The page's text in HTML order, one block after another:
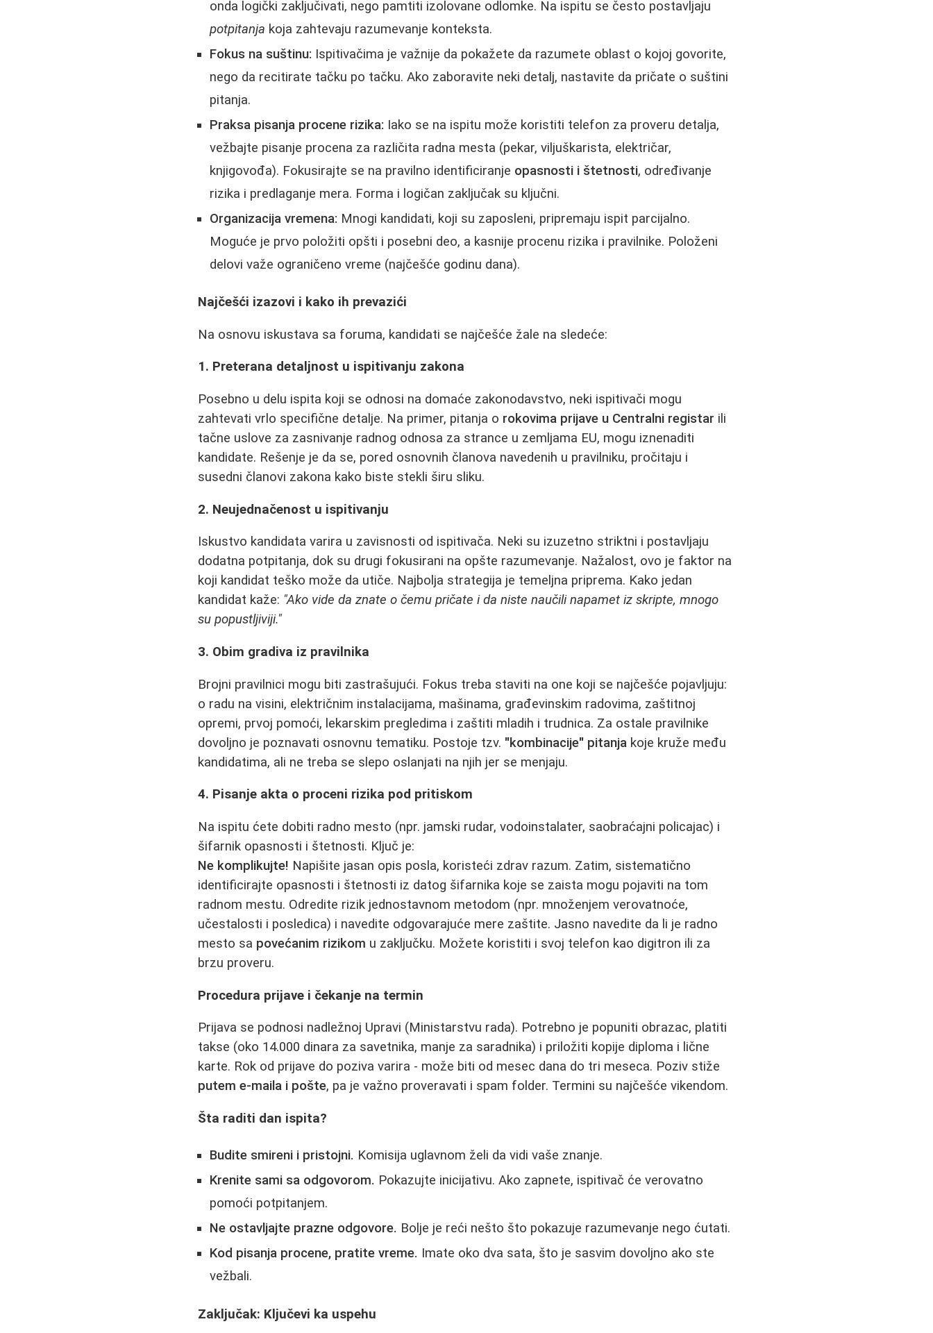
onda logički zaključivati, nego pamtiti izolovane odlomke. Na ispitu se često postavljaju
potpitanja koja zahtevaju razumevanje konteksta.
Fokus na suštinu: Ispitivačima je važnije da pokažete da razumete oblast o kojoj govorite,
nego da recitirate tačku po tačku. Ako zaboravite neki detalj, nastavite da pričate o suštini
pitanja.
Praksa pisanja procene rizika: Iako se na ispitu može koristiti telefon za proveru detalja,
vežbajte pisanje procena za različita radna mesta (pekar, viljuškarista, električar,
knjigovođa). Fokusirajte se na pravilno identificiranje opasnosti i štetnosti, određivanje
rizika i predlaganje mera. Forma i logičan zaključak su ključni.
Organizacija vremena: Mnogi kandidati, koji su zaposleni, pripremaju ispit parcijalno.
Moguće je prvo položiti opšti i posebni deo, a kasnije procenu rizika i pravilnike. Položeni
delovi važe ograničeno vreme (najčešće godinu dana).
Najčešći izazovi i kako ih prevazići
Na osnovu iskustava sa foruma, kandidati se najčešće žale na sledeće:
1. Preterana detaljnost u ispitivanju zakona
Posebno u delu ispita koji se odnosi na domaće zakonodavstvo, neki ispitivači mogu
zahtevati vrlo specifične detalje. Na primer, pitanja o rokovima prijave u Centralni registar ili
tačne uslove za zasnivanje radnog odnosa za strance u zemljama EU, mogu iznenaditi
kandidate. Rešenje je da se, pored osnovnih članova navedenih u pravilniku, pročitaju i
susedni članovi zakona kako biste stekli širu sliku.
2. Neujednačenost u ispitivanju
Iskustvo kandidata varira u zavisnosti od ispitivača. Neki su izuzetno striktni i postavljaju
dodatna potpitanja, dok su drugi fokusirani na opšte razumevanje. Nažalost, ovo je faktor na
koji kandidat teško može da utiče. Najbolja strategija je temeljna priprema. Kako jedan
kandidat kaže: "Ako vide da znate o čemu pričate i da niste naučili napamet iz skripte, mnogo
su popustljiviji."
3. Obim gradiva iz pravilnika
Brojni pravilnici mogu biti zastrašujući. Fokus treba staviti na one koji se najčešće pojavljuju:
o radu na visini, električnim instalacijama, mašinama, građevinskim radovima, zaštitnoj
opremi, prvoj pomoći, lekarskim pregledima i zaštiti mladih i trudnica. Za ostale pravilnike
dovoljno je poznavati osnovnu tematiku. Postoje tzv. "kombinacije" pitanja koje kruže među
kandidatima, ali ne treba se slepo oslanjati na njih jer se menjaju.
4. Pisanje akta o proceni rizika pod pritiskom
Na ispitu ćete dobiti radno mesto (npr. jamski rudar, vodoinstalater, saobraćajni policajac) i
šifarnik opasnosti i štetnosti. Ključ je:
Ne komplikujte! Napišite jasan opis posla, koristeći zdrav razum. Zatim, sistematično
identificirajte opasnosti i štetnosti iz datog šifarnika koje se zaista mogu pojaviti na tom
radnom mestu. Odredite rizik jednostavnom metodom (npr. množenjem verovatnoće,
učestalosti i posledica) i navedite odgovarajuće mere zaštite. Jasno navedite da li je radno
mesto sa povećanim rizikom u zaključku. Možete koristiti i svoj telefon kao digitron ili za
brzu proveru.
Procedura prijave i čekanje na termin
Prijava se podnosi nadležnoj Upravi (Ministarstvu rada). Potrebno je popuniti obrazac, platiti
takse (oko 14.000 dinara za savetnika, manje za saradnika) i priložiti kopije diploma i lične
karte. Rok od prijave do poziva varira - može biti od mesec dana do tri meseca. Poziv stiže
putem e-maila i pošte, pa je važno proveravati i spam folder. Termini su najčešće vikendom.
Šta raditi dan ispita?
Budite smireni i pristojni. Komisija uglavnom želi da vidi vaše znanje.
Krenite sami sa odgovorom. Pokazujte inicijativu. Ako zapnete, ispitivač će verovatno
pomoći potpitanjem.
Ne ostavljajte prazne odgovore. Bolje je reći nešto što pokazuje razumevanje nego ćutati.
Kod pisanja procene, pratite vreme. Imate oko dva sata, što je sasvim dovoljno ako ste
vežbali.
Zaključak: Ključevi ka uspehu